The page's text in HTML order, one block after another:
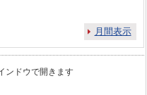
月間表示
ンドウで開きます